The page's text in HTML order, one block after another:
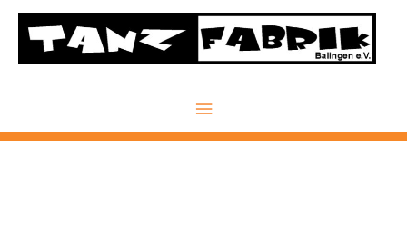
Zum
Inhalt
springen
Hauptmenü